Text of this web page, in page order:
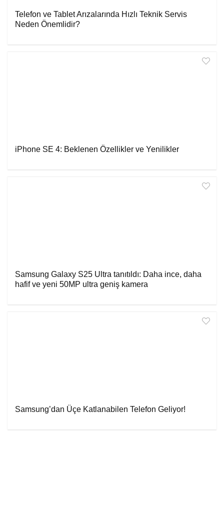
Telefon ve Tablet Arızalarında Hızlı Teknik Servis
Neden Önemlidir?
iPhone SE 4: Beklenen Özellikler ve Yenilikler
Samsung Galaxy S25 Ultra tanıtıldı: Daha ince, daha
hafif ve yeni 50MP ultra geniş kamera
Samsung’dan Üçe Katlanabilen Telefon Geliyor!